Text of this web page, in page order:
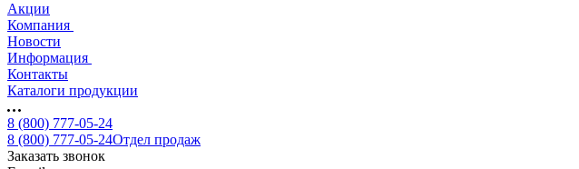
Акции
Компания
Новости
Информация
Контакты
Каталоги продукции
8 (800) 777-05-24
8 (800) 777-05-24Отдел продаж
Заказать звонок